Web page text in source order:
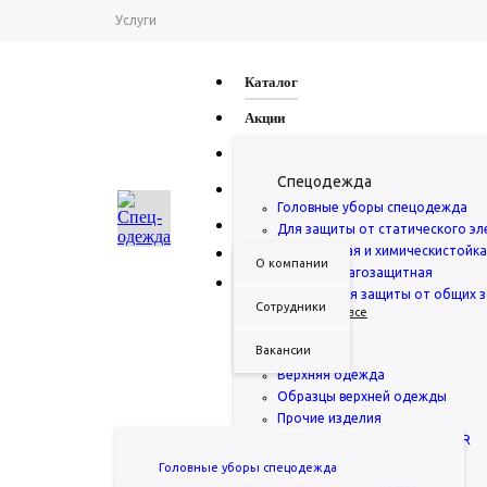
Услуги
Помощь
Каталог
Спецодежда
Головные уборы спецодежда
Для защиты от статического
Огнестойкая и
Одежда влагозащитная
Одежда для защиты от общих
... Показать все
Аксессуары
Верхняя одежда
Образцы верхней одежды
Прочие изделия
Работы по производству KMR
PАСПРОДАЖА
Акции
О компании
О компании
Сотрудники
Вакансии
Контакты
Заказать звонок
Головные уборы спецодежда